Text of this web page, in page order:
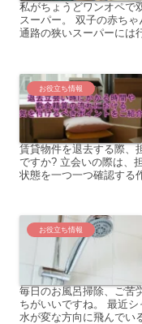
私がちょうどワンオペで
スーパー。 双子の赤ちゃ
通路の狭いスーパーには
お役立ち情報
賃貸物件を退去する際、
ですか? 立会いの際は、
状態を一つ一つ確認する
お役立ち情報
毎日のお風呂掃除、ご苦
ちがいいですね。 最近
水が変な方向に飛んでい